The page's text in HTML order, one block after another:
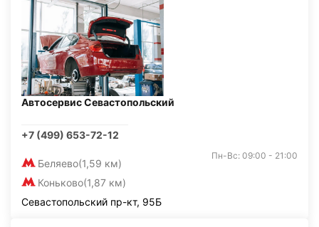
Автосервис Севастопольский
+7 (499) 653-72-12
Беляево(1,59 км)
Коньково(1,87 км)
Пн-Вс: 09:00 - 21:00
Севастопольский пр-кт, 95Б